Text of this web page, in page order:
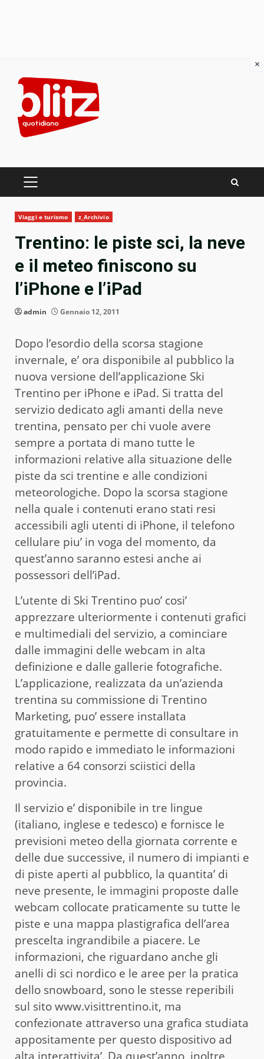
content
PRIMARY
Viaggi e turismo z_Archivio
Trentino: le piste sci, la neve
e il meteo finiscono su
l’iPhone e l’iPad
admin Gennaio 12, 2011
Dopo l’esordio della scorsa stagione
invernale, e’ ora disponibile al pubblico la
nuova versione dell’applicazione Ski
Trentino per iPhone e iPad. Si tratta del
servizio dedicato agli amanti della neve
trentina, pensato per chi vuole avere
sempre a portata di mano tutte le
informazioni relative alla situazione delle
piste da sci trentine e alle condizioni
meteorologiche. Dopo la scorsa stagione
nella quale i contenuti erano stati resi
accessibili agli utenti di iPhone, il telefono
cellulare piu’ in voga del momento, da
quest’anno saranno estesi anche ai
possessori dell’iPad.
L’utente di Ski Trentino puo’ cosi’
apprezzare ulteriormente i contenuti grafici
e multimediali del servizio, a cominciare
dalle immagini delle webcam in alta
definizione e dalle gallerie fotografiche.
L’applicazione, realizzata da un’azienda
trentina su commissione di Trentino
Marketing, puo’ essere installata
gratuitamente e permette di consultare in
modo rapido e immediato le informazioni
relative a 64 consorzi sciistici della
provincia.
Il servizio e’ disponibile in tre lingue
(italiano, inglese e tedesco) e fornisce le
previsioni meteo della giornata corrente e
delle due successive, il numero di impianti e
di piste aperti al pubblico, la quantita’ di
neve presente, le immagini proposte dalle
webcam collocate praticamente su tutte le
piste e una mappa plastigrafica dell’area
prescelta ingrandibile a piacere. Le
informazioni, che riguardano anche gli
anelli di sci nordico e le aree per la pratica
dello snowboard, sono le stesse reperibili
sul sito www.visittrentino.it, ma
confezionate attraverso una grafica studiata
appositamente per questo dispositivo ad
×